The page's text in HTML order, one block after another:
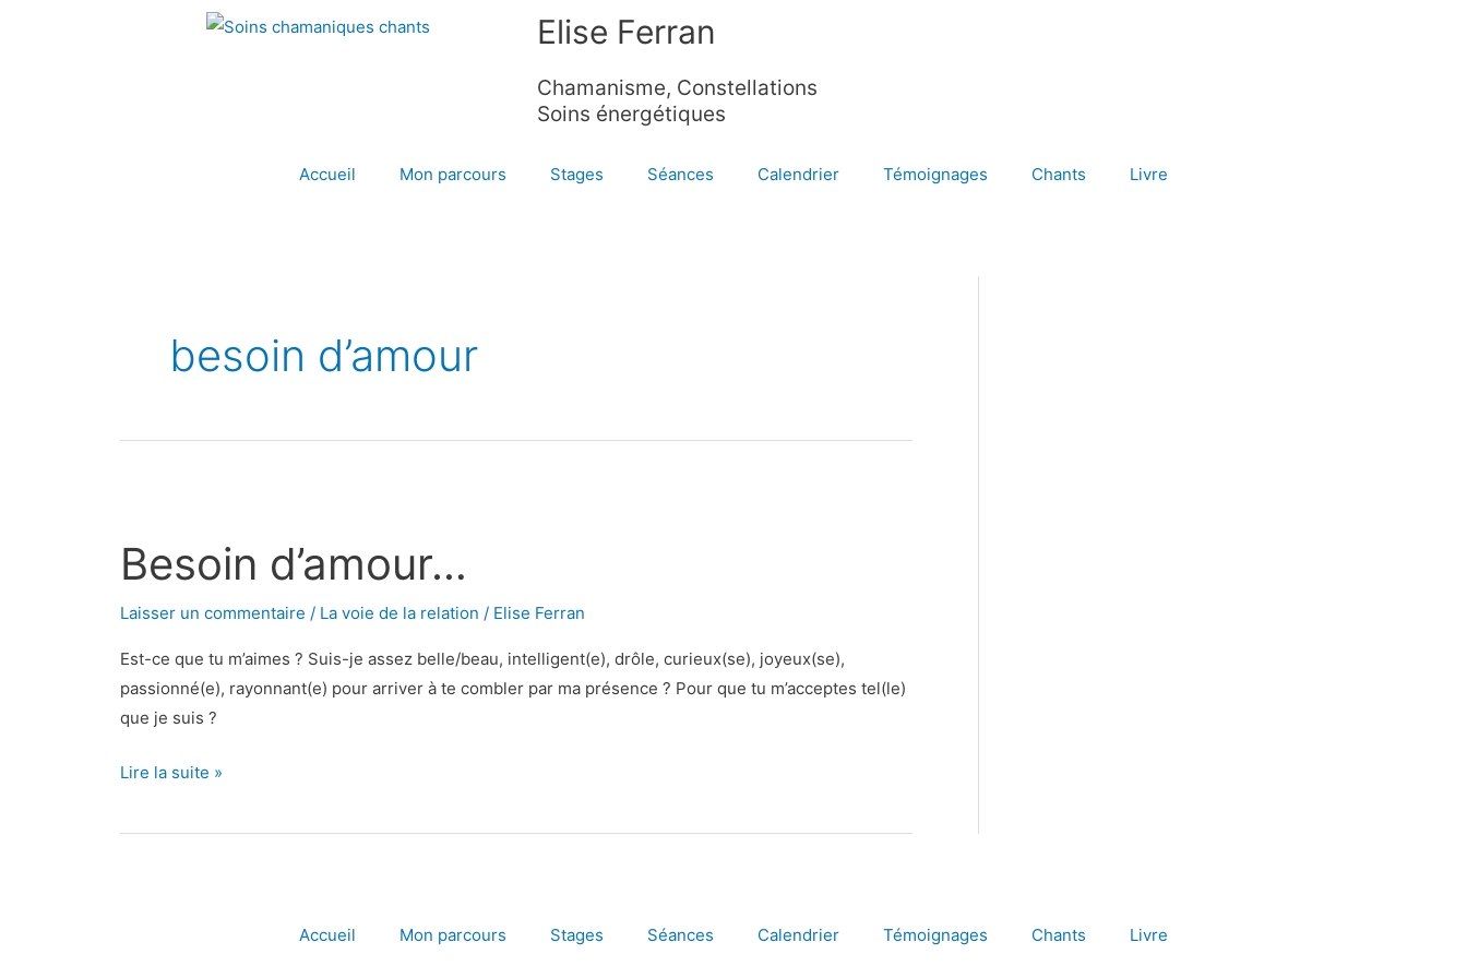
Elise Ferran
Chamanisme, Constellations
Soins énergétiques
Accueil Mon parcours Stages Séances Calendrier Témoignages Chants Livre
besoin d’amour
Besoin d’amour…
Laisser un commentaire / La voie de la relation / Elise Ferran
Est-ce que tu m’aimes ? Suis-je assez belle/beau, intelligent(e), drôle, curieux(se), joyeux(se),
passionné(e), rayonnant(e) pour arriver à te combler par ma présence ? Pour que tu m’acceptes tel(le)
que je suis ?
Lire la suite »
Accueil Mon parcours Stages Séances Calendrier Témoignages Chants Livre